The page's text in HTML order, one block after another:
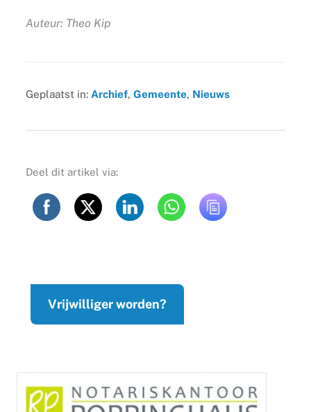
Auteur: Theo Kip
Geplaatst in: Archief, Gemeente, Nieuws
Deel dit artikel via:
Vrijwilliger worden?